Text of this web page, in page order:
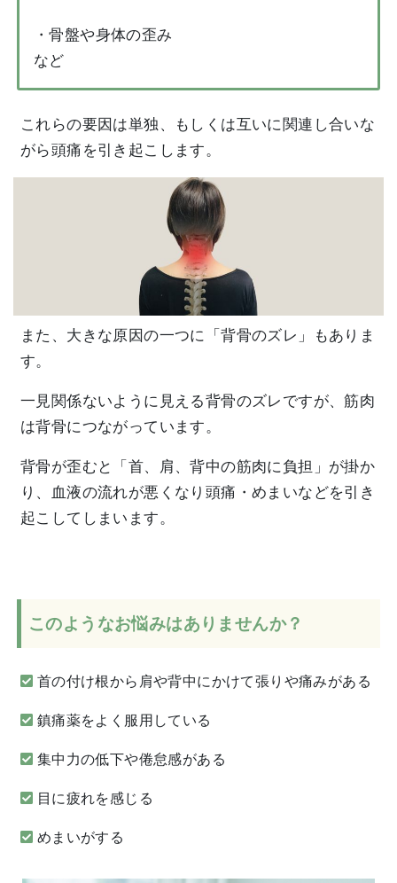
・骨盤や身体の歪み
など
これらの要因は単独、もしくは互いに関連し合いな
がら頭痛を引き起こします。
また、大きな原因の一つに「背骨のズレ」もありま
す。
一見関係ないように見える背骨のズレですが、筋肉
は背骨につながっています。
背骨が歪むと「首、肩、背中の筋肉に負担」が掛か
り、血液の流れが悪くなり頭痛・めまいなどを引き
起こしてしまいます。
このようなお悩みはありませんか？
首の付け根から肩や背中にかけて張りや痛みがある
鎮痛薬をよく服用している
集中力の低下や倦怠感がある
目に疲れを感じる
めまいがする